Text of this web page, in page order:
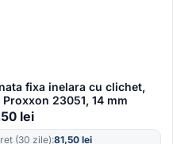
fixa inelara cu clichet,
23051, 14 mm
lei
(30 zile):81,50 lei